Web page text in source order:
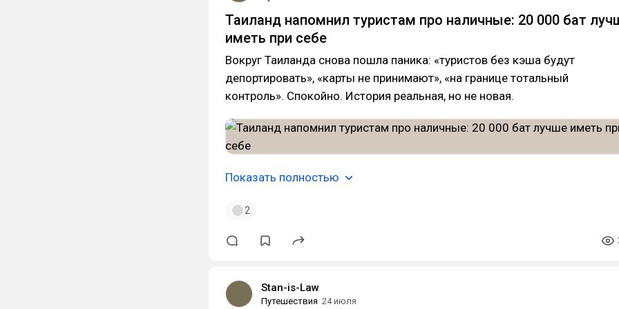
Таиланд напомнил туристам про наличные: 20 000 бат
иметь при себе
Вокруг Таиланда снова пошла паника: «туристов без кэша будут
депортировать», «карты не принимают», «на границе тотальный
контроль». Спокойно. История реальная, но не новая.
Показать полностью
2
Stan-is-Law
Путешествия 24 июля